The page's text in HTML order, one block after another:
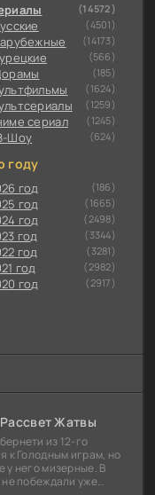
(14572)
(4501)
(14173)
(566)
(185)
(1624)
(1259)
сериал (1245)
Шоу (624)
году
год (186)
год (1665)
год (2498)
год (3344)
год (3281)
год (2982)
год (2917)
Жатвы
из 12-го
к Голодным играм, но
у него мизерные. В
побеждали уже